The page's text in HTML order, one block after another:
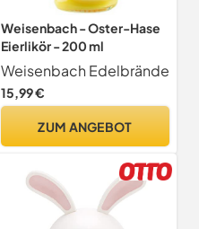
Weisenbach - Oster-Hase
Eierlikör - 200 ml
Weisenbach Edelbrände
15,99 €
ZUM ANGEBOT